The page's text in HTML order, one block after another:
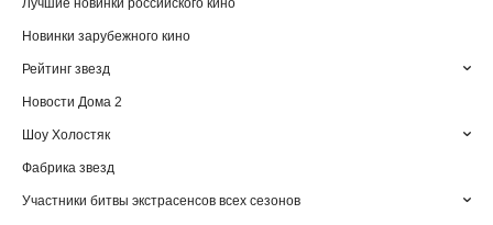
Лучшие новинки российского кино
Новинки зарубежного кино
Рейтинг звезд
Новости Дома 2
Шоу Холостяк
Фабрика звезд
Участники битвы экстрасенсов всех сезонов